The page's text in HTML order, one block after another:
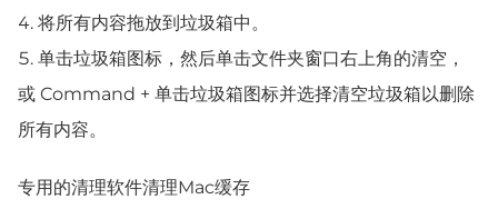
将所有内容拖放到垃圾箱中。
单击垃圾箱图标，然后单击文件夹窗口右上角的清空，
或 Command + 单击垃圾箱图标并选择清空垃圾箱以删除
所有内容。
专用的清理软件清理Mac缓存